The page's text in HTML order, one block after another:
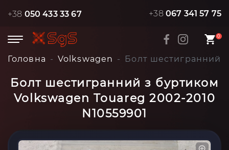
+38 050 433 33 67 +38 067 341 57 75
0
Головна Volkswagen Болт шестигранний
Болт шестигранний з буртиком
Volkswagen Touareg 2002-2010
N10559901